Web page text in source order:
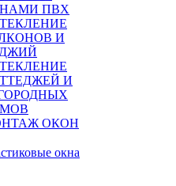
ПВХ
И
И
ОКОН